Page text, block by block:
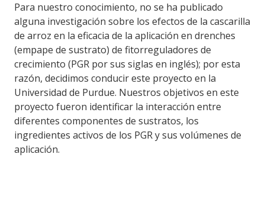
Para nuestro conocimiento, no se ha publicado
alguna investigación sobre los efectos de la cascarilla
de arroz en la eficacia de la aplicación en drenches
(empape de sustrato) de fitorreguladores de
crecimiento (PGR por sus siglas en inglés); por esta
razón, decidimos conducir este proyecto en la
Universidad de Purdue. Nuestros objetivos en este
proyecto fueron identificar la interacción entre
diferentes componentes de sustratos, los
ingredientes activos de los PGR y sus volúmenes de
aplicación.